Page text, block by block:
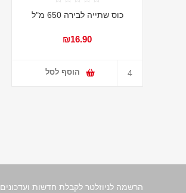
כוס שתייה לבירה 650 מ"ל
₪16.90
הוסף לסל
הרשמה לניוזלטר לקבלת חדשות ועדכונים